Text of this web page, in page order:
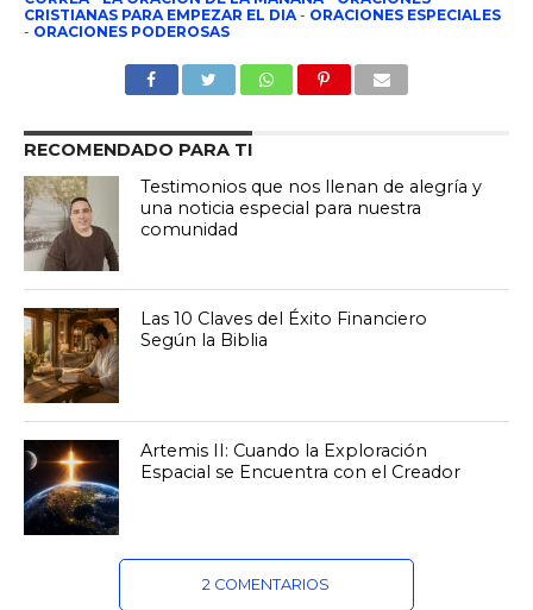
CRISTIANAS PARA EMPEZAR EL DIA- ORACIONES ESPECIALES
- ORACIONES PODEROSAS
RECOMENDADO PARA TI
Testimonios que nos llenan de alegría y
una noticia especial para nuestra
comunidad
Las 10 Claves del Éxito Financiero
Según la Biblia
Artemis II: Cuando la Exploración
Espacial se Encuentra con el Creador
2 COMENTARIOS